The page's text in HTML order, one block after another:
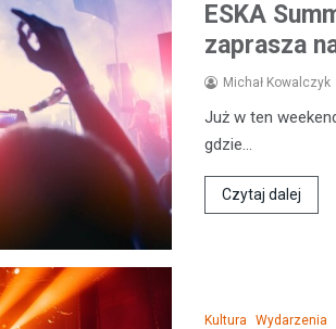
ESKA
zaprasza
Michał Kowalczyk
Już w ten
gdzie…
Czytaj dalej
Kultura Wydarzenia